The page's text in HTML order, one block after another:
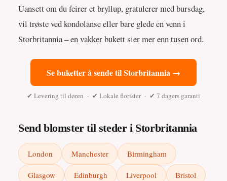
Uansett om du feirer et bryllup, gratulerer med bursdag,
vil trøste ved kondolanse eller bare glede en venn i
Storbritannia – en vakker bukett sier mer enn tusen ord.
Se buketter å sende til Storbritannia →
✔ Levering til døren · ✔ Lokale florister · ✔ 7 dagers garanti
Send blomster til steder i Storbritannia
London Manchester Birmingham
Glasgow Edinburgh Liverpool Bristol